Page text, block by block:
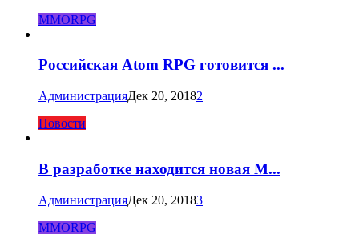
MMORPG
Российская Atom RPG готовится ...
АдминистрацияДек 20, 20182
Новости
В разработке находится новая M...
АдминистрацияДек 20, 20183
MMORPG